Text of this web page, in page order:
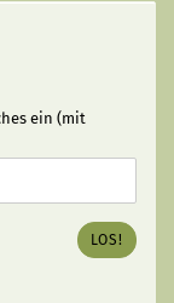
ein (mit
LOS!